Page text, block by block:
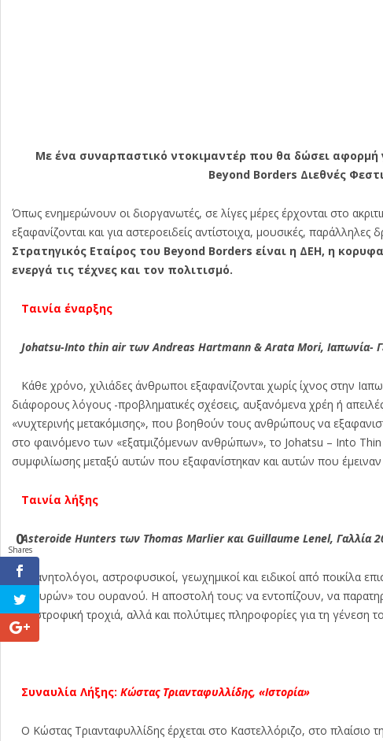
Με ένα συναρπαστικό ντοκιμαντέρ που θα δώσει αφορμή
Beyond Borders Διεθνές
Όπως ενημερώνουν οι διοργανωτές, σε λίγες μέρες έρχονται στο
εξαφανίζονται και για αστεροειδείς αντίστοιχα, μουσικές, παράλληλες
Στρατηγικός Εταίρος του Beyond Borders είναι η ΔΕΗ, η
ενεργά τις τέχνες και τον πολιτισμό.
Ταινία έναρξης
Johatsu-Into thin air των Andreas Hartmann & Arata Mori, Ιαπωνία-
Κάθε χρόνο, χιλιάδες άνθρωποι εξαφανίζονται χωρίς ίχνος στην
διάφορους λόγους -προβληματικές σχέσεις, αυξανόμενα χρέη ή
«νυχτερινής μετακόμισης», που βοηθούν τους ανθρώπους να
στο φαινόμενο των «εξατμιζόμενων ανθρώπων», το Johatsu – Into Thin
συμφιλίωσης μεταξύ αυτών που εξαφανίστηκαν και αυτών που
Ταινία λήξης
Asteroide Hunters των Thomas Marlier και Guillaume Lenel, Γαλλία
Πλανητολόγοι, αστροφυσικοί, γεωχημικοί και ειδικοί από ποικίλα
«φρουρών» του ουρανού. Η αποστολή τους: να εντοπίζουν, να
καταστροφική τροχιά, αλλά και πολύτιμες πληροφορίες για τη γένεση
Συναυλία Λήξης: Κώστας Τριανταφυλλίδης, «Ιστορία»
Ο Κώστας Τριανταφυλλίδης έρχεται στο Καστελλόριζο, στο πλαίσιο
0
Shares